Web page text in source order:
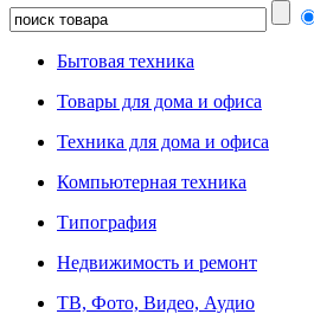
Бытовая техника
Товары для дома и офиса
Техника для дома и офиса
Компьютерная техника
Типография
Недвижимость и ремонт
ТВ, Фото, Видео, Аудио